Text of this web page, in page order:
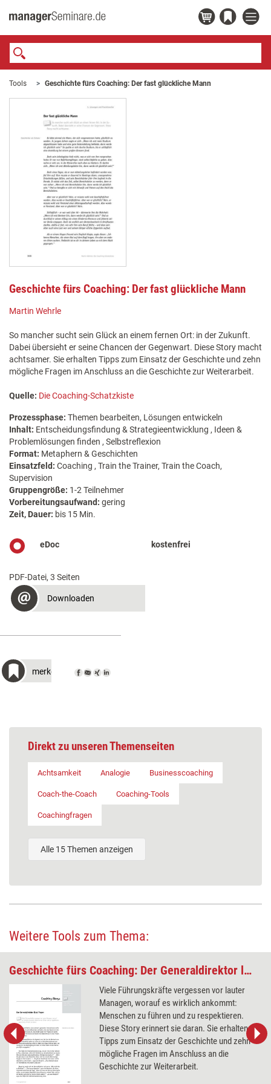
Tools Geschichte fürs Coaching: Der fast glückliche Mann
Geschichte fürs Coaching: Der fast glückliche Mann
Martin Wehrle
So mancher sucht sein Glück an einem fernen Ort: in der Zukunft.
Dabei übersieht er seine Chancen der Gegenwart. Diese Story macht
achtsamer. Sie erhalten Tipps zum Einsatz der Geschichte und zehn
mögliche Fragen im Anschluss an die Geschichte zur Weiterarbeit.
Quelle: Die Coaching-Schatzkiste
Prozessphase: Themen bearbeiten, Lösungen entwickeln
Inhalt: Entscheidungsfindung & Strategieentwicklung , Ideen &
Problemlösungen finden , Selbstreflexion
Format: Metaphern & Geschichten
Einsatzfeld: Coaching , Train the Trainer, Train the Coach,
Supervision
Gruppengröße: 1-2 Teilnehmer
Vorbereitungsaufwand: gering
Zeit, Dauer: bis 15 Min.
eDoc kostenfrei
PDF-Datei, 3 Seiten
Downloaden
merken
Direkt zu unseren Themenseiten
Achtsamkeit Analogie Businesscoaching
Coach-the-Coach Coaching-Tools
Coachingfragen
Alle 15 Themen anzeigen
Weitere Tools zum Thema:
Geschichte fürs Coaching: Der Generaldirektor lässt fragen
Viele Führungskräfte vergessen vor lauter
Managen, worauf es wirklich ankommt:
Menschen zu führen und zu respektieren.
Diese Story erinnert sie daran. Sie erhalten
Tipps zum Einsatz der Geschichte und zehn
mögliche Fragen im Anschluss an die
Geschichte zur Weiterarbeit.